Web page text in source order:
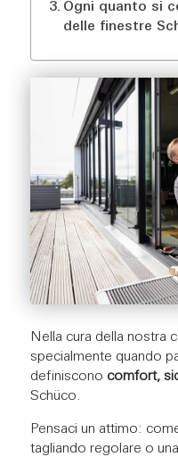
Ogni quanto si
delle finestre
Nella cura della nostra
specialmente quando
definiscono comfort,
Schüco.
Pensaci un attimo:
tagliando regolare o